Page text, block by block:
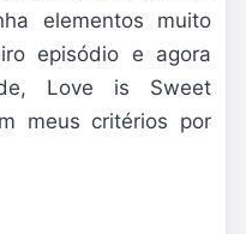
elementos muito
episódio e agora
Love is Sweet
meus critérios por